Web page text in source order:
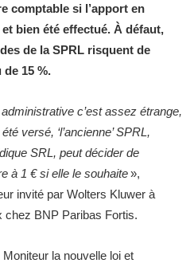
comptable si l’apport en
bien été effectué. À défaut,
de la SPRL risquent de
de 15 %.
c’est assez étrange,
versé, ‘l’ancienne’ SPRL,
SRL, peut décider de
à 1 € si elle le souhaite»,
invité par Wolters Kluwer à
chez BNP Paribas Fortis.
la nouvelle loi et